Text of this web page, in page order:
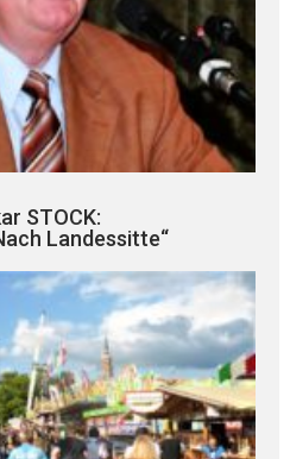
STOCK:
Landessitte“